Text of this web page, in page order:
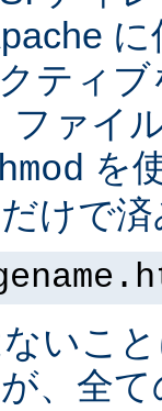
ティ
ファイ
を
けで
いこ
、全